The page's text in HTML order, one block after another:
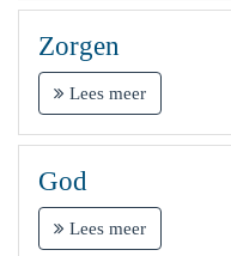
Zorgen
Lees meer
God
Lees meer